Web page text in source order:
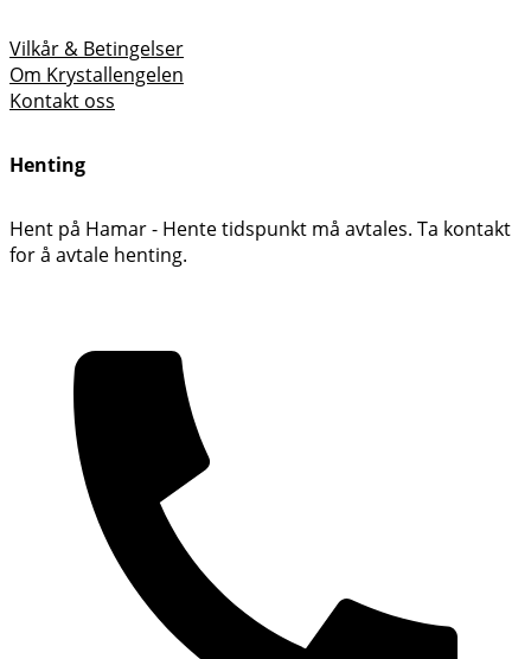
Vilkår & Betingelser
Om Krystallengelen
Kontakt oss
Henting
Hent på Hamar - Hente tidspunkt må avtales. Ta kontakt
for å avtale henting.